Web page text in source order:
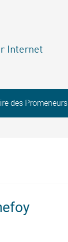
Internet
des Promeneurs